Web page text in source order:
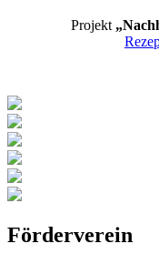
Projekt
Förderverein